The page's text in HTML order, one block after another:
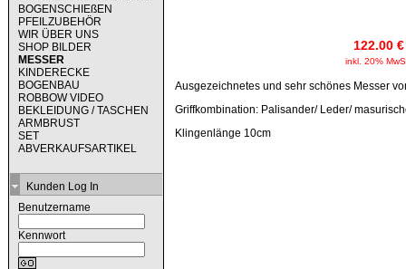
BOGENSCHIEßEN
PFEILZUBEHÖR
WIR ÜBER UNS
SHOP BILDER
MESSER
KINDERECKE
BOGENBAU
ROBBOW VIDEO
BEKLEIDUNG / TASCHEN
ARMBRUST
SET
ABVERKAUFSARTIKEL
Kunden Log In
Benutzername
Kennwort
122.00 €
inkl. 20%
Ausgezeichnetes und sehr schönes Messer
Griffkombination: Palisander/ Leder/
Klingenlänge 10cm